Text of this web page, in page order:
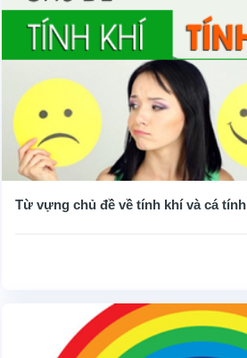
Từ vựng chủ đề về tính khí và cá tính